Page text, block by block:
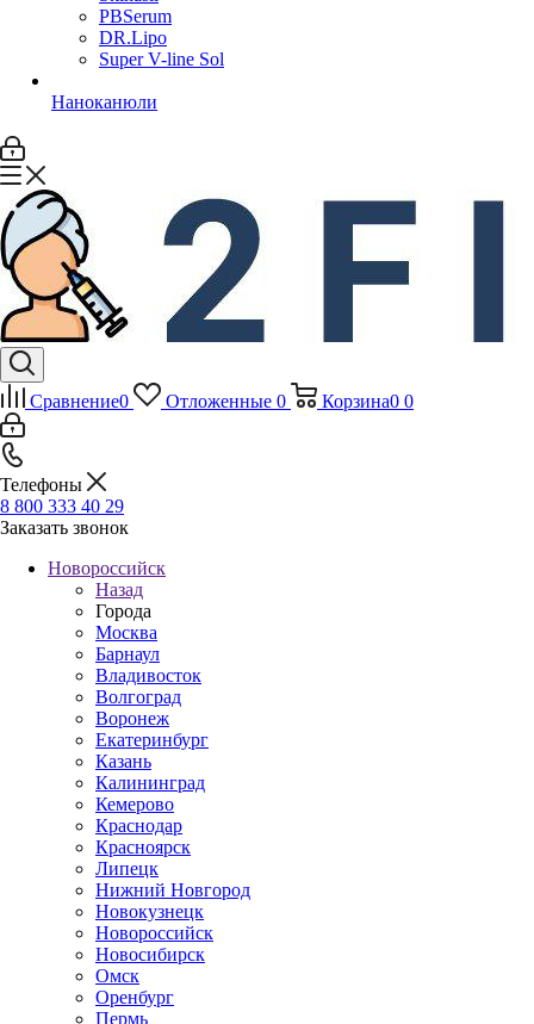
PBSerum
DR.Lipo
Super V-line Sol
Наноканюли
Сравнение0 Отложенные 0 Корзина0 0
Телефоны
8 800 333 40 29
Заказать звонок
Новороссийск
Назад
Города
Москва
Барнаул
Владивосток
Волгоград
Воронеж
Екатеринбург
Казань
Калининград
Кемерово
Краснодар
Красноярск
Липецк
Нижний Новгород
Новокузнецк
Новороссийск
Новосибирск
Омск
Оренбург
Пермь